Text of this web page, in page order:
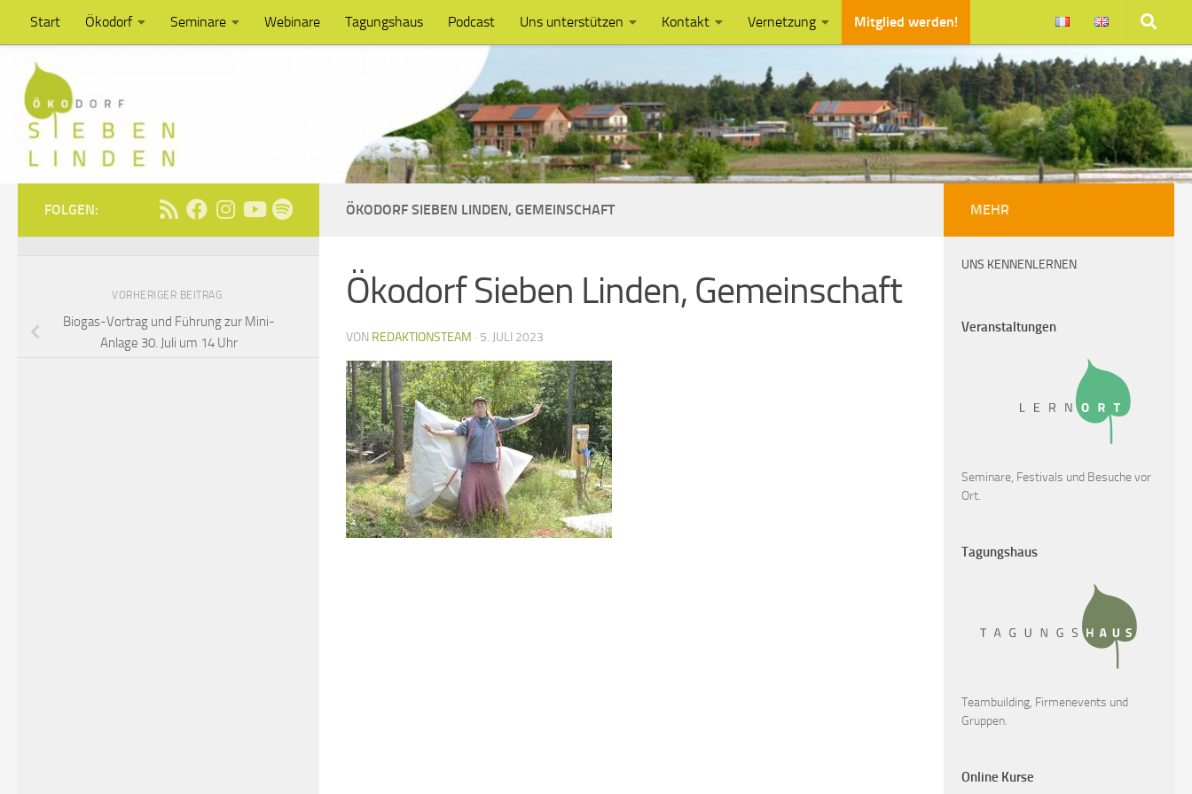
Unter dem Inhalt
Start Ökodorf Seminare Webinare Tagungshaus Podcast Uns unterstützen Kontakt Vernetzung Mitglied werden!
ÖKODORF SIEBEN LINDEN, GEMEINSCHAFT
Ökodorf Sieben Linden, Gemeinschaft
VON REDAKTIONSTEAM · 5. JULI 2023
FOLGEN:
VORHERIGER BEITRAG
Biogas-Vortrag und Führung zur Mini-
Anlage 30. Juli um 14 Uhr
MEHR
UNS KENNENLERNEN
Veranstaltungen
Seminare, Festivals und Besuche vor
Ort.
Tagungshaus
Teambuilding, Firmenevents und
Gruppen.
Online Kurse